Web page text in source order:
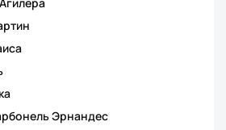
Эрнандес